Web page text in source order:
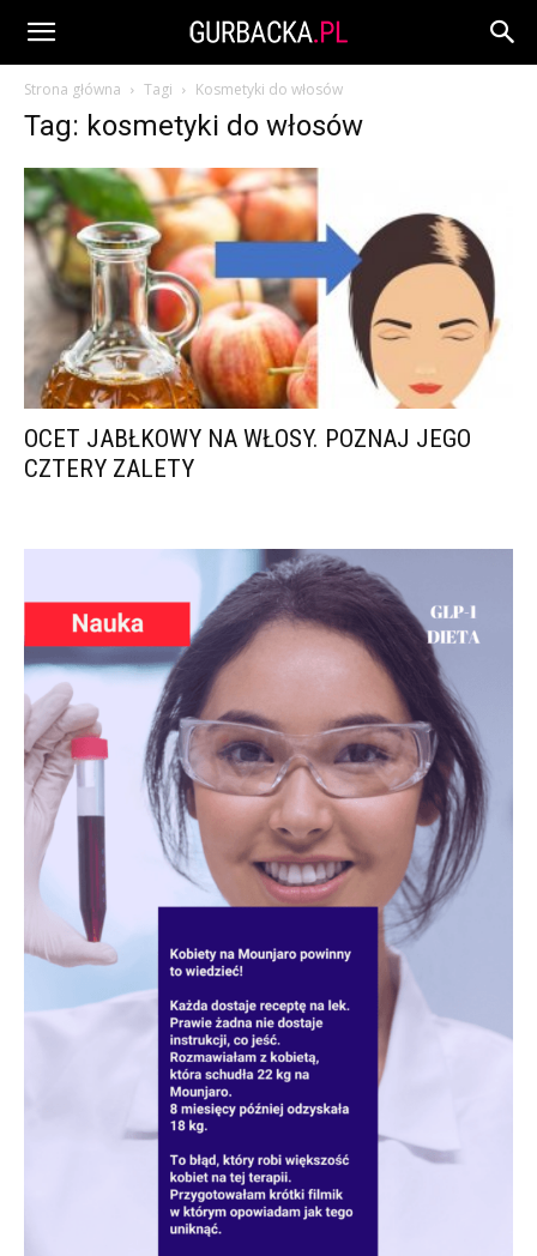
Strona główna Tagi Kosmetyki do włosów
Tag: kosmetyki do włosów
OCET JABŁKOWY NA WŁOSY. POZNAJ JEGO
CZTERY ZALETY